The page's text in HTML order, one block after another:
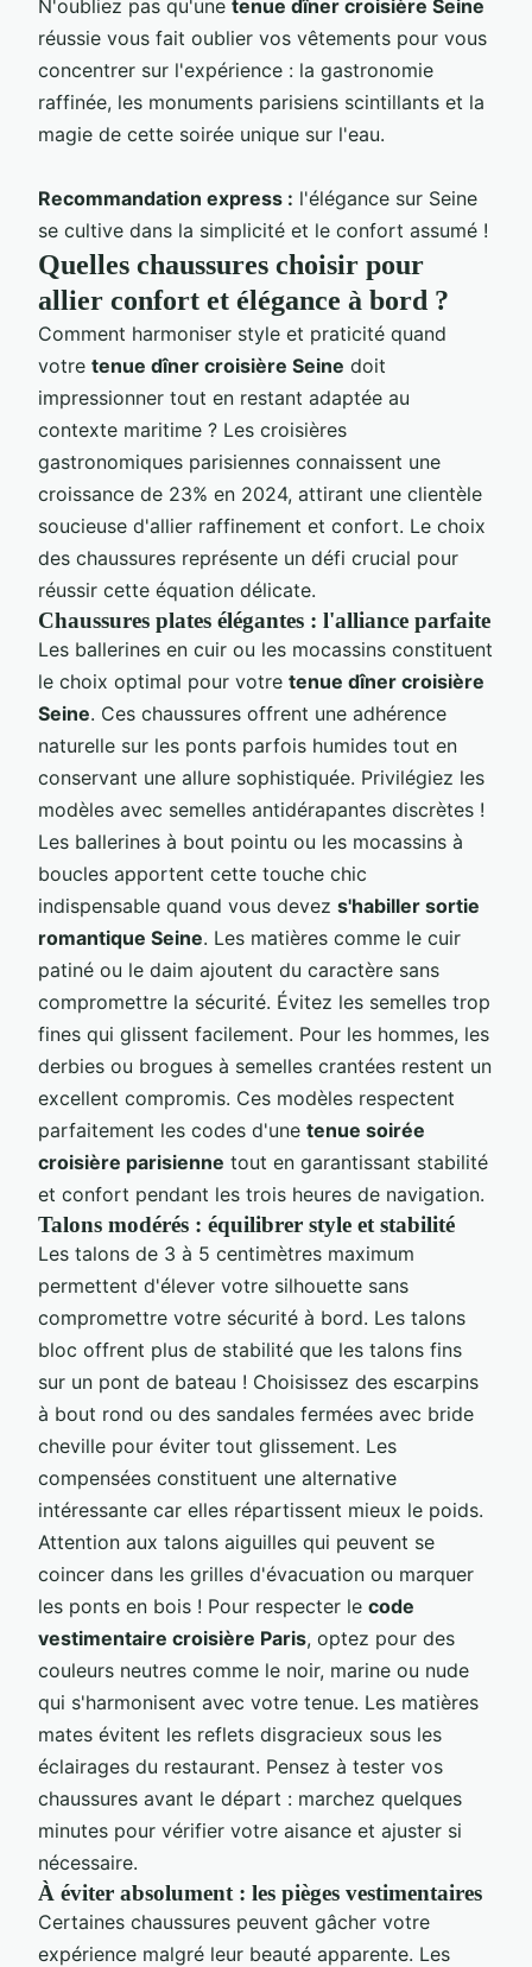
N'oubliez pas qu'une tenue dîner croisière Seine
réussie vous fait oublier vos vêtements pour vous
concentrer sur l'expérience : la gastronomie
raffinée, les monuments parisiens scintillants et la
magie de cette soirée unique sur l'eau.
Recommandation express : l'élégance sur Seine
se cultive dans la simplicité et le confort assumé !
Quelles chaussures choisir pour
allier confort et élégance à bord ?
Comment harmoniser style et praticité quand
votre tenue dîner croisière Seine doit
impressionner tout en restant adaptée au
contexte maritime ? Les croisières
gastronomiques parisiennes connaissent une
croissance de 23% en 2024, attirant une clientèle
soucieuse d'allier raffinement et confort. Le choix
des chaussures représente un défi crucial pour
réussir cette équation délicate.
Chaussures plates élégantes : l'alliance parfaite
Les ballerines en cuir ou les mocassins constituent
le choix optimal pour votre tenue dîner croisière
Seine. Ces chaussures offrent une adhérence
naturelle sur les ponts parfois humides tout en
conservant une allure sophistiquée. Privilégiez les
modèles avec semelles antidérapantes discrètes !
Les ballerines à bout pointu ou les mocassins à
boucles apportent cette touche chic
indispensable quand vous devez s'habiller sortie
romantique Seine. Les matières comme le cuir
patiné ou le daim ajoutent du caractère sans
compromettre la sécurité. Évitez les semelles trop
fines qui glissent facilement. Pour les hommes, les
derbies ou brogues à semelles crantées restent un
excellent compromis. Ces modèles respectent
parfaitement les codes d'une tenue soirée
croisière parisienne tout en garantissant stabilité
et confort pendant les trois heures de navigation.
Talons modérés : équilibrer style et stabilité
Les talons de 3 à 5 centimètres maximum
permettent d'élever votre silhouette sans
compromettre votre sécurité à bord. Les talons
bloc offrent plus de stabilité que les talons fins
sur un pont de bateau ! Choisissez des escarpins
à bout rond ou des sandales fermées avec bride
cheville pour éviter tout glissement. Les
compensées constituent une alternative
intéressante car elles répartissent mieux le poids.
Attention aux talons aiguilles qui peuvent se
coincer dans les grilles d'évacuation ou marquer
les ponts en bois ! Pour respecter le code
vestimentaire croisière Paris, optez pour des
couleurs neutres comme le noir, marine ou nude
qui s'harmonisent avec votre tenue. Les matières
mates évitent les reflets disgracieux sous les
éclairages du restaurant. Pensez à tester vos
chaussures avant le départ : marchez quelques
minutes pour vérifier votre aisance et ajuster si
nécessaire.
À éviter absolument : les pièges vestimentaires
Certaines chaussures peuvent gâcher votre
expérience malgré leur beauté apparente. Les